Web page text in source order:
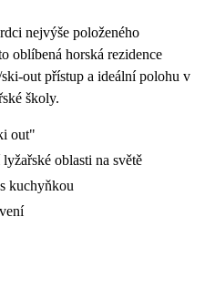
nejvýše položeného
oblíbená horská rezidence
out přístup a ideální polohu v
školy.
out"
oblasti na světě
kuchyňkou